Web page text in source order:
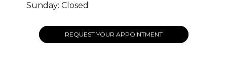
Sunday: Closed
REQUEST YOUR APPOINTMENT